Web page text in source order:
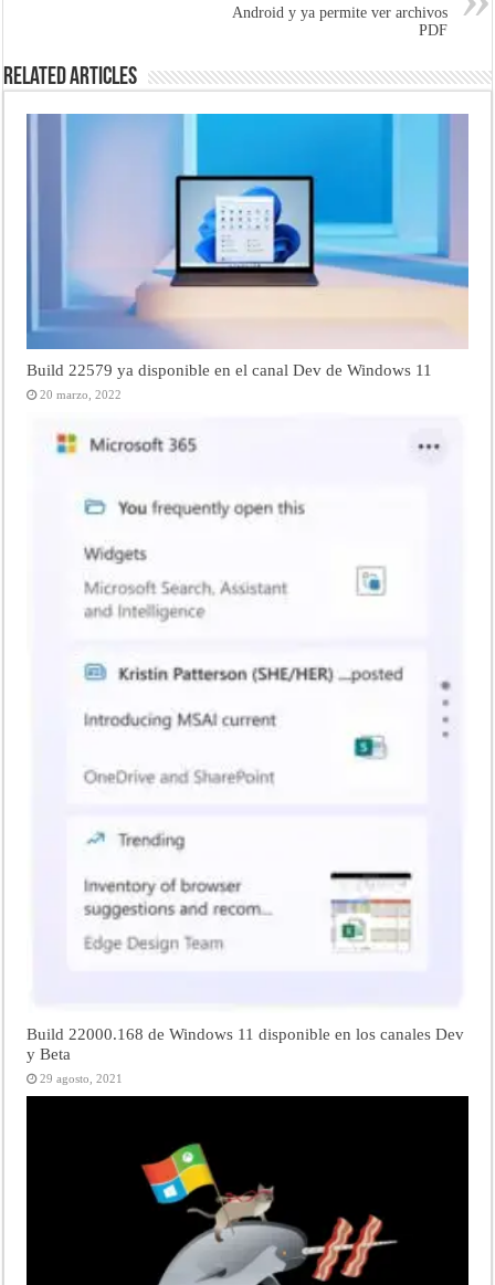
Android y ya permite ver archivos
PDF
Related Articles
Build 22579 ya disponible en el canal Dev de Windows 11
20 marzo, 2022
Build 22000.168 de Windows 11 disponible en los canales Dev
y Beta
29 agosto, 2021